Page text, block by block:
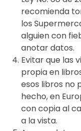
recomienda
los
alguien con
anotar datos.
Evitar que las
propia en
esos libros no
hecho, en
con copia al
a la vista.